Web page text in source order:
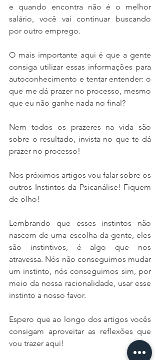
e quando encontra não é o melhor
salário, você vai continuar buscando
por outro emprego.
O mais importante aqui é que a gente
consiga utilizar essas informações para
autoconhecimento e tentar entender: o
que me dá prazer no processo, mesmo
que eu não ganhe nada no final?
Nem todos os prazeres na vida são
sobre o resultado, invista no que te dá
prazer no processo!
Nos próximos artigos vou falar sobre os
outros Instintos da Psicanálise! Fiquem
de olho!
Lembrando que esses instintos não
nascem de uma escolha da gente, eles
são instintivos, é algo que nos
atravessa. Nós não conseguimos mudar
um instinto, nós conseguimos sim, por
meio da nossa racionalidade, usar esse
instinto a nosso favor.
Espero que ao longo dos artigos vocês
consigam aproveitar as reflexões que
vou trazer aqui!